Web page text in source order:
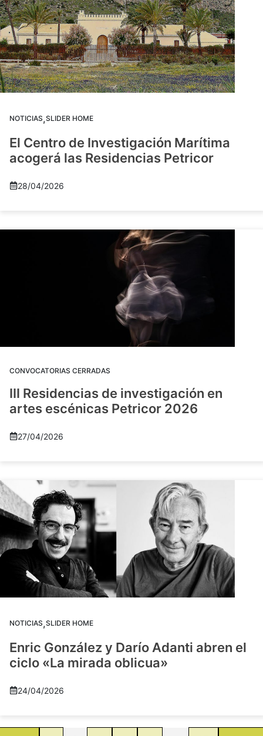
NOTICIAS,SLIDER HOME
El Centro de Investigación Marítima
acogerá las Residencias Petricor
28/04/2026
CONVOCATORIAS CERRADAS
III Residencias de investigación en
artes escénicas Petricor 2026
27/04/2026
NOTICIAS,SLIDER HOME
Enric González y Darío Adanti abren el
ciclo «La mirada oblicua»
24/04/2026